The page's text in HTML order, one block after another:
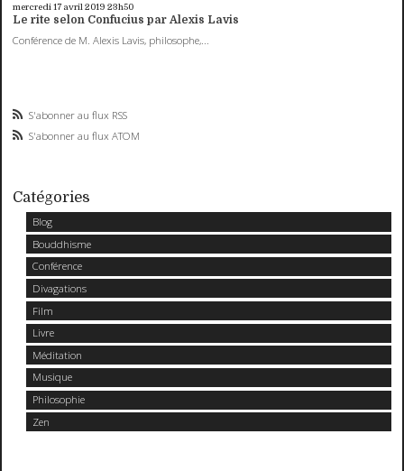
mercredi 17 avril 2019 23h50
Le rite selon Confucius par Alexis Lavis
Conférence de M. Alexis Lavis, philosophe,...
S'abonner au flux RSS
S'abonner au flux ATOM
Catégories
Blog
Bouddhisme
Conférence
Divagations
Film
Livre
Méditation
Musique
Philosophie
Zen